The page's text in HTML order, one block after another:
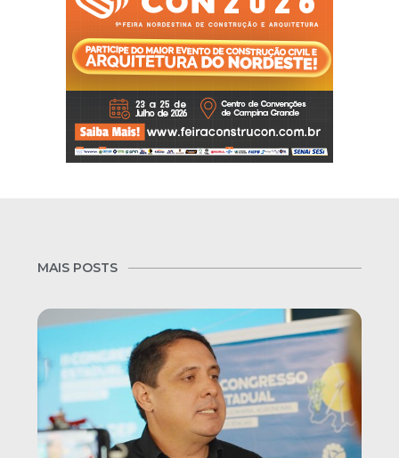
MAIS POSTS